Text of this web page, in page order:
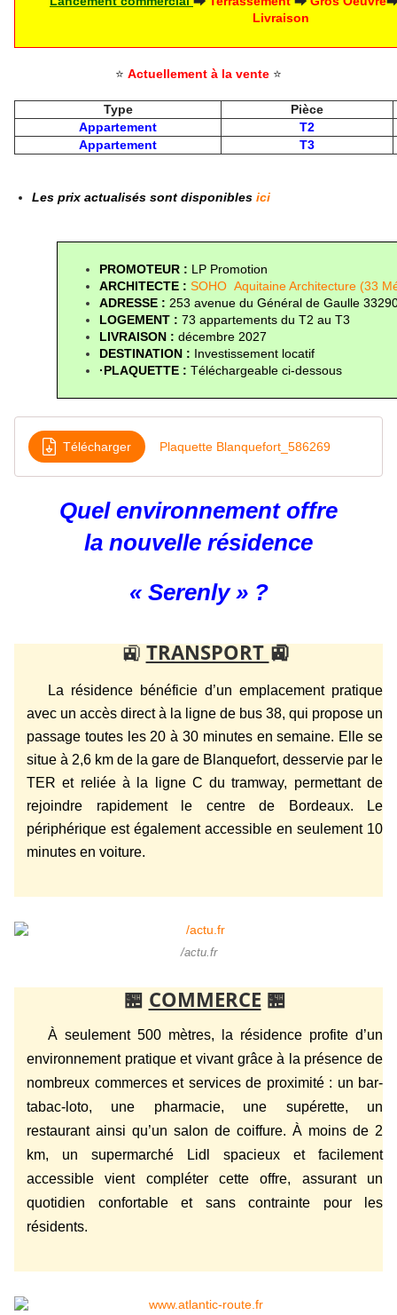
Livraison
⭐ Actuellement à la vente ⭐
Type
Pièce
Appartement
T2
Appartement
T3
Les prix actualisés sont disponibles ici
PROMOTEUR : LP Promotion
ARCHITECTE : SOHO Aquitaine Architecture (33
ADRESSE : 253 avenue du Général de Gaulle
LOGEMENT : 73 appartements du T2 au T3
LIVRAISON : décembre 2027
DESTINATION : Investissement locatif
·PLAQUETTE : Téléchargeable ci-dessous
Télécharger Plaquette Blanquefort_586269
Quel environnement offre
la nouvelle résidence
« Serenly » ?
🚉TRANSPORT🚉
La résidence bénéficie d’un emplacement pratique
avec un accès direct à la ligne de bus 38, qui propose un
passage toutes les 20 à 30 minutes en semaine. Elle se
situe à 2,6 km de la gare de Blanquefort, desservie par le
TER et reliée à la ligne C du tramway, permettant de
rejoindre rapidement le centre de Bordeaux. Le
périphérique est également accessible en seulement 10
minutes en voiture.
/actu.fr
🏪 COMMERCE 🏪
À seulement 500 mètres, la résidence profite d’un
environnement pratique et vivant grâce à la présence de
nombreux commerces et services de proximité : un bar-
tabac-loto, une pharmacie, une supérette, un
restaurant ainsi qu’un salon de coiffure. À moins de 2
km, un supermarché Lidl spacieux et facilement
accessible vient compléter cette offre, assurant un
quotidien confortable et sans contrainte pour les
résidents.